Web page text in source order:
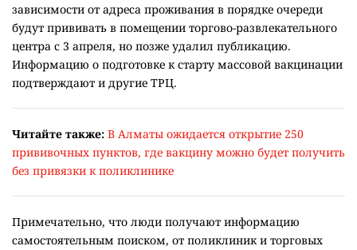
зависимости от адреса проживания в порядке очереди
будут прививать в помещении торгово-развлекательного
центра с 3 апреля, но позже удалил публикацию.
Информацию о подготовке к старту массовой вакцинации
подтверждают и другие ТРЦ.
Читайте также: В Алматы ожидается открытие 250
прививочных пунктов, где вакцину можно будет получить
без привязки к поликлинике
Примечательно, что люди получают информацию
самостоятельным поиском, от поликлиник и торговых